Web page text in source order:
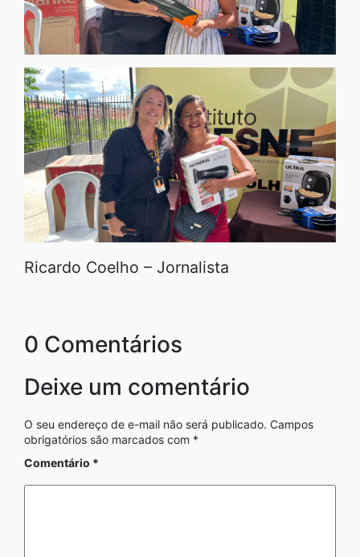
Ricardo Coelho – Jornalista
0 Comentários
Deixe um comentário
O seu endereço de e-mail não será publicado. Campos
obrigatórios são marcados com *
Comentário *